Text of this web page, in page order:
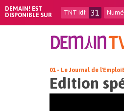
DEMAIN! EST
DISPONIBLE SUR
TNT idf 31
01 - Le Journal de l'Emploi
Edition